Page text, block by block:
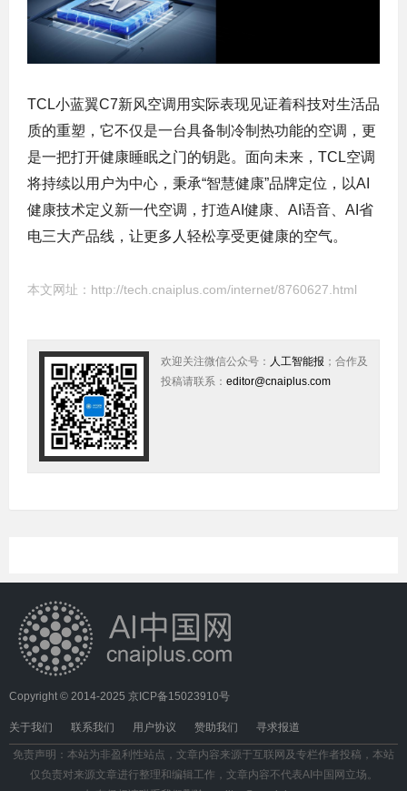
TCL小蓝翼C7新风空调用实际表现见证着科技对生活品
质的重塑，它不仅是一台具备制冷制热功能的空调，更
是一把打开健康睡眠之门的钥匙。面向未来，TCL空调
将持续以用户为中心，秉承“智慧健康”品牌定位，以AI
健康技术定义新一代空调，打造AI健康、AI语音、AI省
电三大产品线，让更多人轻松享受更健康的空气。
本文网址： http://tech.cnaiplus.com/internet/8760627.html
欢迎关注微信公众号： 人工智能报 ；合作及
投稿请联系： editor@cnaiplus.com
Copyright © 2014-2025 京ICP备15023910号
关于我们 联系我们 用户协议 赞助我们 寻求报道
免责声明：本站为非盈利性站点，文章内容来源于互联网及专栏作者投稿，本站
仅负责对来源文章进行整理和编辑工作，文章内容不代表AI中国网立场。